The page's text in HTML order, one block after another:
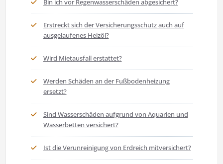
Erstreckt sich der Versicherungsschutz auch auf
ausgelaufenes Heizöl?
Wird Mietausfall erstattet?
Werden Schäden an der Fußbodenheizung
ersetzt?
Sind Wasserschäden aufgrund von Aquarien und
Wasserbetten versichert?
Ist die Verunreinigung von Erdreich mitversichert?